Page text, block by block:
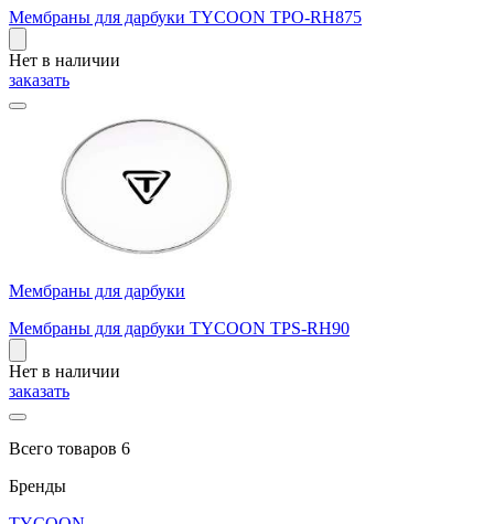
Мембраны для дарбуки TYCOON TPO-RH875
Нет в наличии
заказать
Мембраны для дарбуки
Мембраны для дарбуки TYCOON TPS-RH90
Нет в наличии
заказать
Всего товаров 6
Бренды